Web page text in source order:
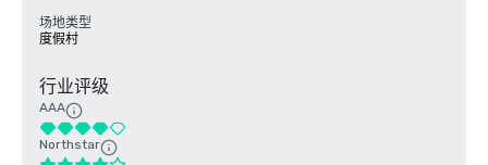
场地类型
度假村
行业评级
AAA
Northstar